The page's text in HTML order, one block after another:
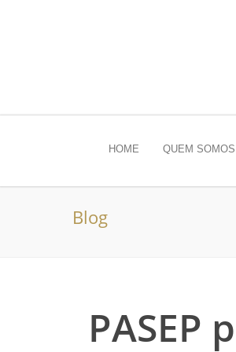
HOME QUEM SOMOS
Blog
PASEP